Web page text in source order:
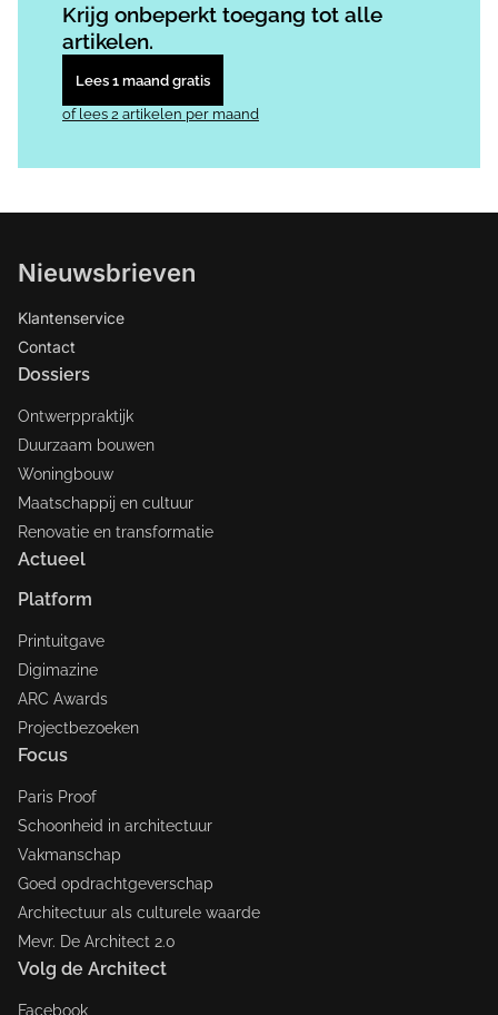
Krijg onbeperkt toegang tot alle
artikelen.
Lees 1 maand gratis
of lees 2 artikelen per maand
Nieuwsbrieven
Klantenservice
Contact
Dossiers
Ontwerppraktijk
Duurzaam bouwen
Woningbouw
Maatschappij en cultuur
Renovatie en transformatie
Actueel
Platform
Printuitgave
Digimazine
ARC Awards
Projectbezoeken
Focus
Paris Proof
Schoonheid in architectuur
Vakmanschap
Goed opdrachtgeverschap
Architectuur als culturele waarde
Mevr. De Architect 2.0
Volg de Architect
Facebook